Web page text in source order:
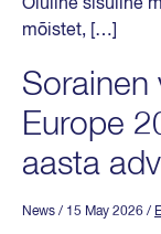
Oluline sisuline
mõistet, […]
Sorainen
Europe
aasta
News / 15 May 2026 /